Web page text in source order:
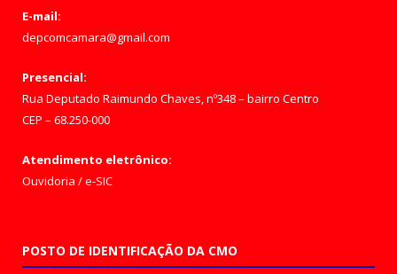
E-mail:
depcomcamara@gmail.com
Presencial:
Rua Deputado Raimundo Chaves, nº348 – bairro Centro
CEP – 68.250-000
Atendimento eletrônico:
Ouvidoria /e-SIC
POSTO DE IDENTIFICAÇÃO DA CMO